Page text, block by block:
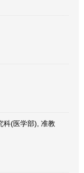
科(医学部), 准教